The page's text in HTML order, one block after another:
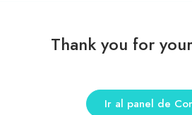
Thank you for
Ir al panel de